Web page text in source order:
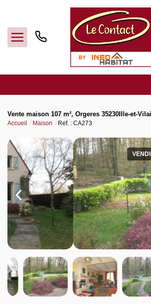
Louer
Gerer
Syndic
Notre agence
Contact
Vente maison 107 m², Orgeres 35230Ille-et-
Accueil Maison Ref. : CA273